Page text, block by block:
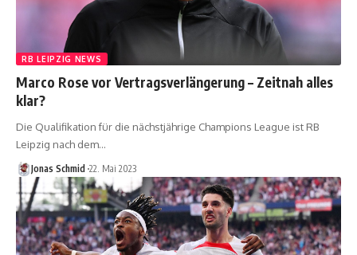
RB LEIPZIG NEWS
Marco Rose vor Vertragsverlängerung – Zeitnah alles
klar?
Die Qualifikation für die nächstjährige Champions League ist RB
Leipzig nach dem…
Jonas Schmid 22. Mai 2023